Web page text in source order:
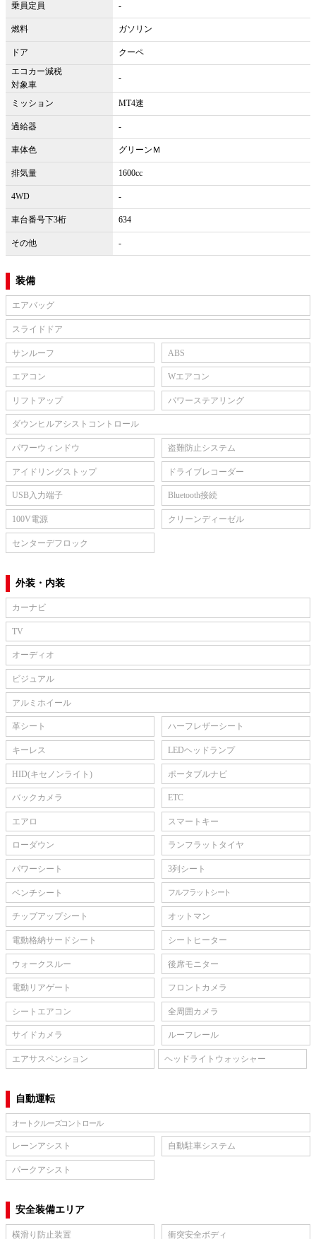
乗員定員 -
燃料 ガソリン
ドア
クーペ
エコカー減税
対象車
-
ミッション MT4速
過給器 -
車体色 グリーンＭ
排気量 1600cc
4WD -
車台番号下3桁 634
その他 -
装備
エアバッグ
スライドドア
サンルーフ ABS
エアコン Wエアコン
リフトアップ パワーステアリング
ダウンヒルアシストコントロール
パワーウィンドウ 盗難防止システム
アイドリングストップ ドライブレコーダー
USB入力端子 Bluetooth接続
100V電源 クリーンディーゼル
センターデフロック
外装・内装
カーナビ
TV
オーディオ
ビジュアル
アルミホイール
革シート ハーフレザーシート
キーレス LEDヘッドランプ
HID(キセノンライト) ポータブルナビ
バックカメラ ETC
エアロ スマートキー
ローダウン ランフラットタイヤ
パワーシート 3列シート
ベンチシート フルフラットシート
チップアップシート オットマン
電動格納サードシート シートヒーター
ウォークスルー 後席モニター
電動リアゲート フロントカメラ
シートエアコン 全周囲カメラ
サイドカメラ ルーフレール
エアサスペンション ヘッドライトウォッシャー
自動運転
オートクルーズコントロール
レーンアシスト 自動駐車システム
パークアシスト
安全装備エリア
横滑り防止装置 衝突安全ボディ